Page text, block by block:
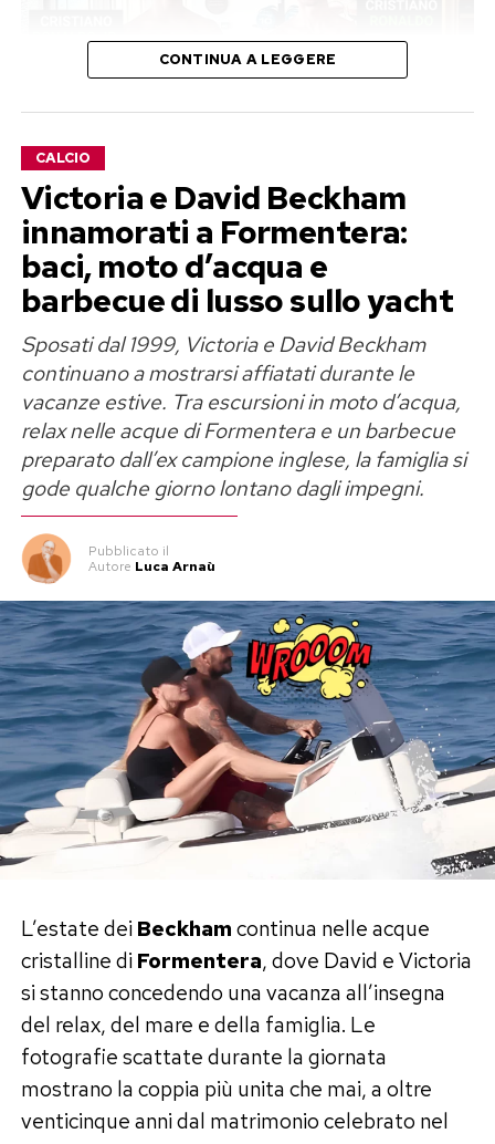
Tra le immagini compare infatti una posa da
culturista che richiama quasi perfettamente una
fotografia pubblicata dallo stesso Ronaldo circa
dieci anni fa. Un modo per mostrare come,
nonostante il passare del tempo, continui a
mantenere una condizione atletica eccezionale
grazie ad allenamenti rigorosi e a uno stile di vita
molto disciplinato.
Cristiano Jr. è ormai più alto di
Cristiano Ronaldo
A catturare davvero l’attenzione dei fan, però, è
stato Cristiano Jr. Il primogenito del fuoriclasse
portoghese, che ha compiuto sedici anni, appare
ormai sensibilmente più alto del padre, alto 1
metro e 87 centimetri.
Nelle fotografie condivise sui social la crescita
del ragazzo è evidente e molti utenti hanno
sottolineato come Cristiano Jr. stia assumendo
CONTINUA A LEGGERE
CALCIO
Victoria e David Beckham
innamorati a Formentera:
baci, moto d’acqua e
barbecue di lusso sullo yacht
Sposati dal 1999, Victoria e David Beckham
continuano a mostrarsi affiatati durante le
vacanze estive. Tra escursioni in moto d’acqua,
relax nelle acque di Formentera e un barbecue
preparato dall’ex campione inglese, la famiglia si
gode qualche giorno lontano dagli impegni.
Pubblicato il
Autore Luca Arnaù
L’estate deiBeckhamcontinua nelle acque
cristalline diFormentera, dove David e Victoria
si stanno concedendo una vacanza all’insegna
del relax, del mare e della famiglia. Le
fotografie scattate durante la giornata
mostrano la coppia più unita che mai, a oltre
venticinque anni dal matrimonio celebrato nel